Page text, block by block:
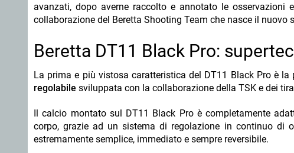
avanzati, dopo averne raccolto e annotato le
collaborazione del Beretta Shooting Team che nasce il nuovo
Beretta DT11 Black Pro:
La prima e più vistosa caratteristica del DT11 Black Pro è la
regolabile sviluppata con la collaborazione della TSK e dei
Il calcio montato sul DT11 Black Pro è completamente
corpo, grazie ad un sistema di regolazione in continuo di
estremamente semplice, immediato e sempre reversibile.